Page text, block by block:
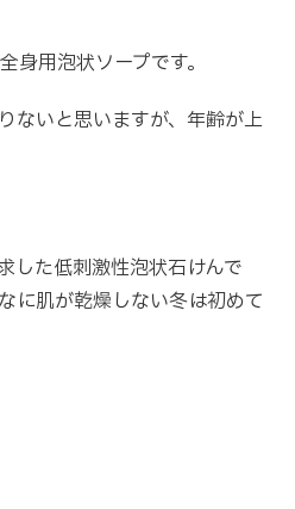
身用泡状ソープです。
ないと思いますが、年齢が上
した低刺激性泡状石けんで
に肌が乾燥しない冬は初めて